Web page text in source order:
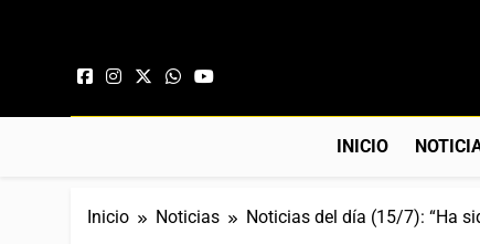
INICIO
Inicio Noticias Noticias del día (15/7): “Ha